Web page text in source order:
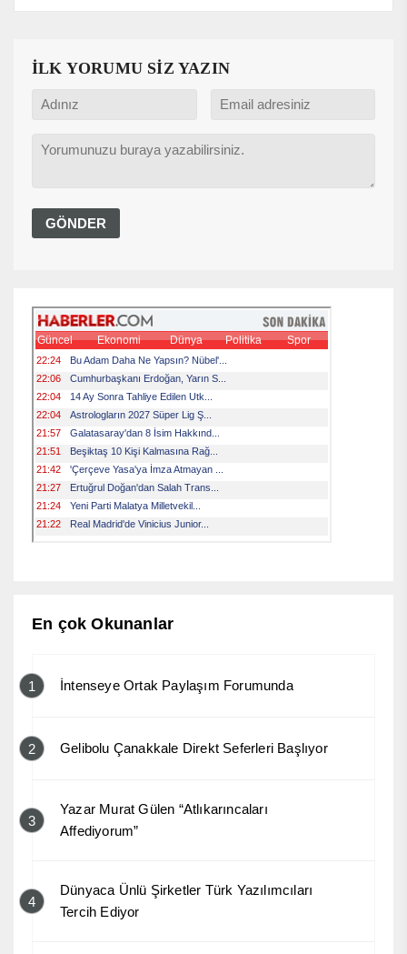
İLK YORUMU SİZ YAZIN
En çok Okunanlar
1 İntenseye Ortak Paylaşım Forumunda
2 Gelibolu Çanakkale Direkt Seferleri Başlıyor
3
Yazar Murat Gülen “Atlıkarıncaları
Affediyorum”
4
Dünyaca Ünlü Şirketler Türk Yazılımcıları
Tercih Ediyor